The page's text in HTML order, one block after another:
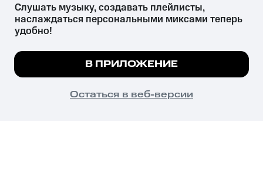
психотропных веществ, их аналогов причиняет вред здоровью,
их незаконный оборот запрещён и влечёт установленную
законодательством ответственность.
© 2026 ООО «КИОН».
Все права защищены
Мы используем куки, чтобы на сайте все
Подробнее
ПОНЯТНО
Слушать музыку, создавать плейлисты,
наслаждаться персональными миксами теперь
удобно!
В ПРИЛОЖЕНИЕ
Остаться в веб-версии